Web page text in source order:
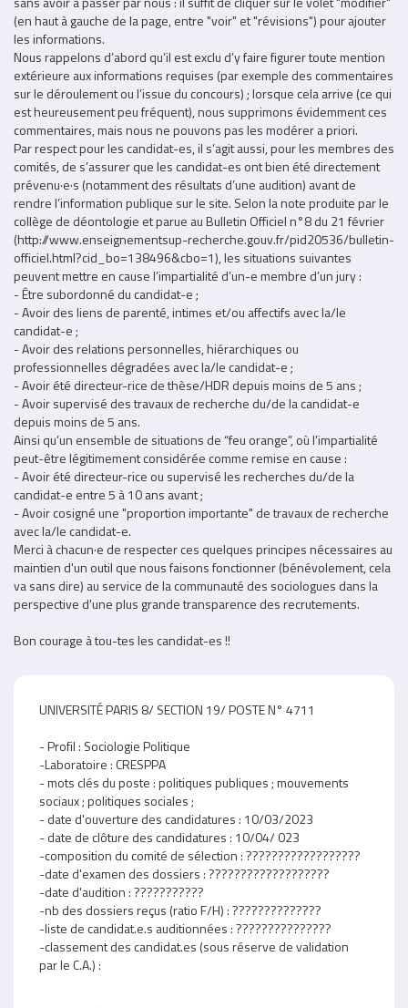
(en haut à gauche de la page, entre "voir" et "révisions") pour ajouter
les informations.
Nous rappelons d’abord qu’il est exclu d’y faire figurer toute mention
extérieure aux informations requises (par exemple des commentaires
sur le déroulement ou l’issue du concours) ; lorsque cela arrive (ce qui
est heureusement peu fréquent), nous supprimons évidemment ces
commentaires, mais nous ne pouvons pas les modérer a priori.
Par respect pour les candidat-es, il s’agit aussi, pour les membres des
comités, de s’assurer que les candidat-es ont bien été directement
prévenu·e·s (notamment des résultats d’une audition) avant de
rendre l’information publique sur le site. Selon la note produite par le
collège de déontologie et parue au Bulletin Officiel n°8 du 21 février
(http://www.enseignementsup-recherche.gouv.fr/pid20536/bulletin-
officiel.html?cid_bo=138496&cbo=1), les situations suivantes
peuvent mettre en cause l’impartialité d’un-e membre d’un jury :
- Être subordonné du candidat-e ;
- Avoir des liens de parenté, intimes et/ou affectifs avec la/le
candidat-e ;
- Avoir des relations personnelles, hiérarchiques ou
professionnelles dégradées avec la/le candidat-e ;
- Avoir été directeur-rice de thèse/HDR depuis moins de 5 ans ;
- Avoir supervisé des travaux de recherche du/de la candidat-e
depuis moins de 5 ans.
Ainsi qu’un ensemble de situations de “feu orange”, où l’impartialité
peut-être légitimement considérée comme remise en cause :
- Avoir été directeur-rice ou supervisé les recherches du/de la
candidat-e entre 5 à 10 ans avant ;
- Avoir cosigné une "proportion importante" de travaux de recherche
avec la/le candidat-e.
Merci à chacun·e de respecter ces quelques principes nécessaires au
maintien d'un outil que nous faisons fonctionner (bénévolement, cela
va sans dire) au service de la communauté des sociologues dans la
perspective d'une plus grande transparence des recrutements.
Bon courage à tou-tes les candidat-es !!
Partie
UNIVERSITÉ PARIS 8/ SECTION 19/ POSTE N° 4711
- Profil : Sociologie Politique
-Laboratoire : CRESPPA
- mots clés du poste : politiques publiques ; mouvements
sociaux ; politiques sociales ;
- date d'ouverture des candidatures : 10/03/2023
- date de clôture des candidatures : 10/04/ 023
-composition du comité de sélection : ??????????????????
-date d'examen des dossiers : ???????????????????
-date d'audition : ???????????
-nb des dossiers reçus (ratio F/H) : ??????????????
-liste de candidat.e.s auditionnées : ???????????????
-classement des candidat.es (sous réserve de validation
par le C.A.) :